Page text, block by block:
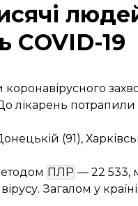
COVID-19
лікарень
(91),
ПЛР — 22 533,
Загалом у